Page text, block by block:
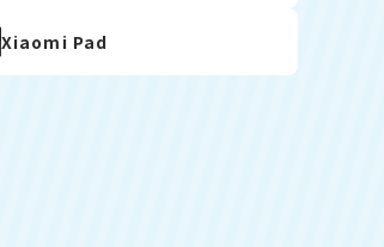
Xiaomi Pad